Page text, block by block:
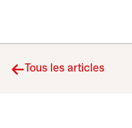
Tous les articles